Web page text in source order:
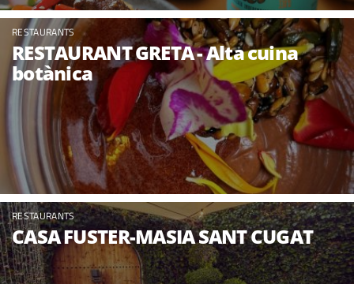
RESTAURANTS
RESTAURANT GRETA - Alta cuina
botànica
RESTAURANTS
CASA FUSTER-MASIA SANT CUGAT